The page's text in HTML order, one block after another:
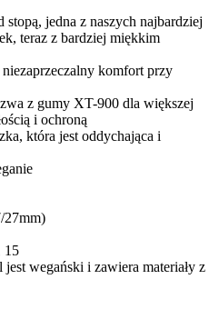
jedna z naszych najbardziej
teraz z bardziej miękkim
komfort przy
z gumy XT-900 dla większej
i ochroną
która jest oddychająca i
15
wegański i zawiera materiały z